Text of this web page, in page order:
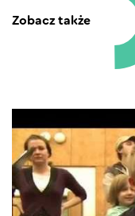
Zobacz także